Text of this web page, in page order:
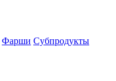
Фарши Субпродукты